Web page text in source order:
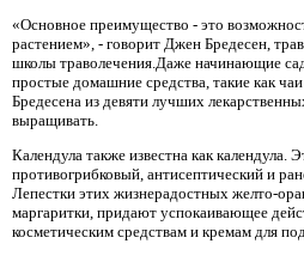
«Основное преимущество - это
растением», - говорит Джен Бредесен,
школы траволечения.Даже начинающие
простые домашние средства, такие как
Бредесена из девяти лучших
выращивать.
Календула также известна как календула.
противогрибковый, антисептический и
Лепестки этих жизнерадостных желто-
маргаритки, придают успокаивающее
косметическим средствам и кремам для